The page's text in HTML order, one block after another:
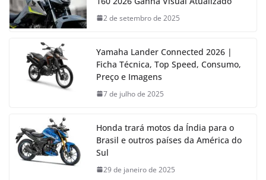
2 de setembro de 2025
Yamaha Lander Connected 2026 |
Ficha Técnica, Top Speed, Consumo,
Preço e Imagens
7 de julho de 2025
Honda trará motos da Índia para o
Brasil e outros países da América do
Sul
29 de janeiro de 2025